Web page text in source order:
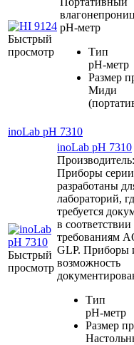
Быстрый
просмотр
pH-метр
Тип
pH-метр
Размер
Миди
inoLab рН 7310
Быстрый
просмотр
inoLab рН 7310
Производитель:
Приборы
разработаны
лабораторий,
требуется
в соответствии
требованиям
GLP. Приборы
возможность
Тип
pH-метр
Размер